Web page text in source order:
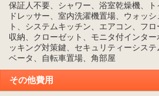
保証人不要、シャワー、浴室乾燥機、
ドレッサー、室内洗濯機置場、ウォッ
ト、システムキッチン、エアコン、フロ
収納、クローゼット、モニタ付インタ
ッキング対策鍵、セキュリティーシス
ベータ、自転車置場、角部屋
その他費用